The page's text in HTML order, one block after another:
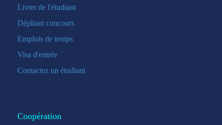
Livret de l'étudiant
Dépliant concours
Emplois de temps
Visa d'entrée
Contactez un étudiant
Coopération